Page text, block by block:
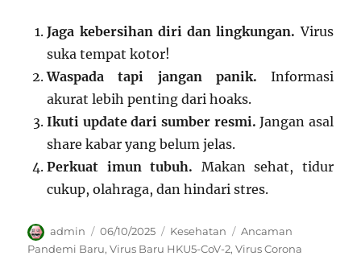
Jaga kebersihan diri dan lingkungan. Virus
suka tempat kotor!
Waspada tapi jangan panik. Informasi
akurat lebih penting dari hoaks.
Ikuti update dari sumber resmi. Jangan asal
share kabar yang belum jelas.
Perkuat imun tubuh. Makan sehat, tidur
cukup, olahraga, dan hindari stres.
Author
admin
Posted
on
06/10/2025 Categories
Kesehatan Tags
Ancaman
Pandemi Baru,Virus Baru HKU5-CoV-2,Virus Corona